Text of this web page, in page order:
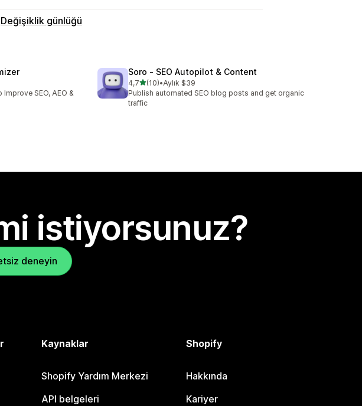
Değişiklik günlüğü
SEO, AEO &
Soro ‑ SEO Autopilot & Content
4,75 yıldız üzerinden
(10)
toplam 10 değerlendirme
•Aylık $39
Publish automated SEO blog posts and get organic
traffic
istiyorsunuz?
deneyin
Kaynaklar
Shopify Yardım Merkezi
API belgeleri
Shopify
Hakkında
Kariyer